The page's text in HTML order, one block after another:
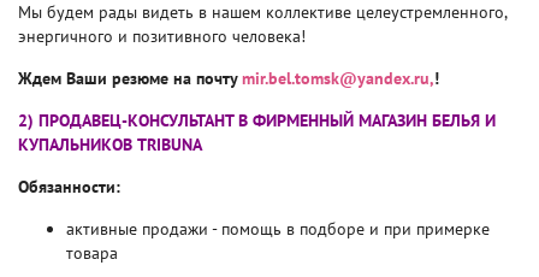
Мы будем рады видеть в нашем коллективе целеустремленного,
энергичного и позитивного человека!
Ждем Ваши резюме на почтуmir.bel.tomsk@yandex.ru,!
2) ПРОДАВЕЦ-КОНСУЛЬТАНТ В ФИРМЕННЫЙ МАГАЗИН БЕЛЬЯ И
КУПАЛЬНИКОВ TRIBUNA
Обязанности:
активные продажи - помощь в подборе и при примерке
товара